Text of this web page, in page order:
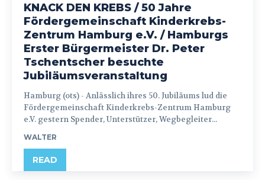
KNACK DEN KREBS / 50 Jahre
Fördergemeinschaft Kinderkrebs-
Zentrum Hamburg e.V. / Hamburgs
Erster Bürgermeister Dr. Peter
Tschentscher besuchte
Jubiläumsveranstaltung
Hamburg (ots) - Anlässlich ihres 50. Jubiläums lud die
Fördergemeinschaft Kinderkrebs-Zentrum Hamburg
e.V. gestern Spender, Unterstützer, Wegbegleiter...
WALTER
READ